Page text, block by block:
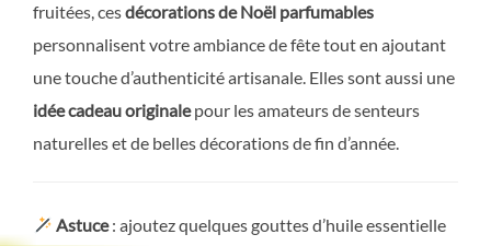
fruitées, cesdécorations de Noël parfumables
personnalisent votre ambiance de fête tout en ajoutant
une touche d’authenticité artisanale. Elles sont aussi une
idée cadeau originalepour les amateurs de senteurs
naturelles et de belles décorations de fin d’année.
Astuce: ajoutez quelques gouttes d’huile essentielle